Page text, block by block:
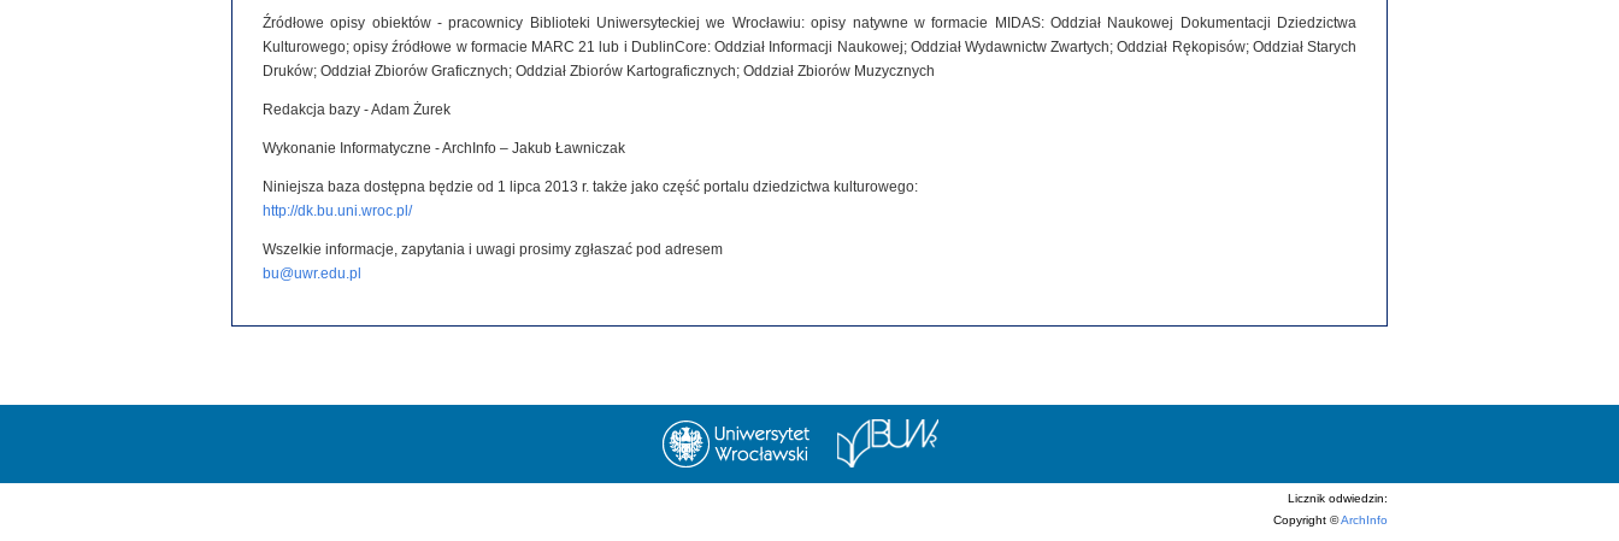
Źródłowe opisy obiektów - pracownicy Biblioteki Uniwersyteckiej we Wrocławiu: opisy natywne w formacie MIDAS: Oddział Naukowej Dokumentacji Dziedzictwa
Kulturowego; opisy źródłowe w formacie MARC 21 lub i DublinCore: Oddział Informacji Naukowej; Oddział Wydawnictw Zwartych; Oddział Rękopisów; Oddział Starych
Druków; Oddział Zbiorów Graficznych; Oddział Zbiorów Kartograficznych; Oddział Zbiorów Muzycznych
Redakcja bazy - Adam Żurek
Wykonanie Informatyczne - ArchInfo – Jakub Ławniczak
Niniejsza baza dostępna będzie od 1 lipca 2013 r. także jako część portalu dziedzictwa kulturowego:
http://dk.bu.uni.wroc.pl/
Wszelkie informacje, zapytania i uwagi prosimy zgłaszać pod adresem
bu@uwr.edu.pl
Licznik odwiedzin:
Copyright ©ArchInfo